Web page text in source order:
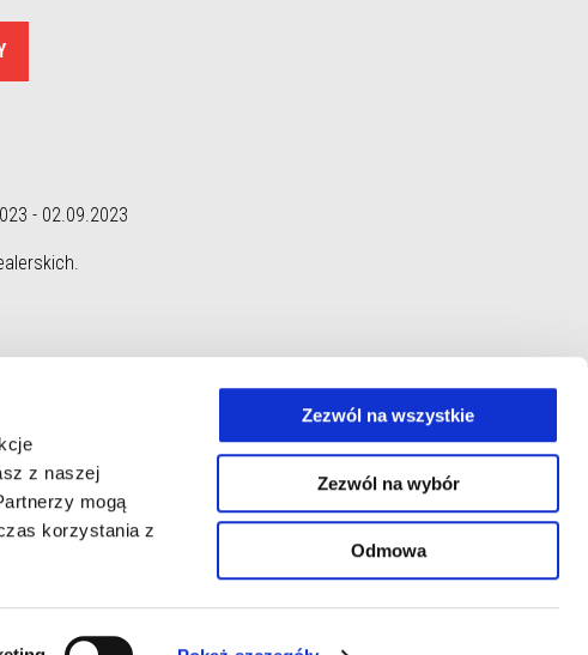
z naszej
mogą
korzystania z
Zezwól na wszystkie
Zezwól na wybór
Odmowa
- 02.09.2023
Skontaktuj się z nami
Kontakt i instrukcje
Corporate
Wide Magazine